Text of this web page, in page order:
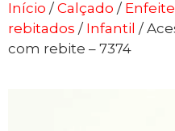
Início /Calçado/Enfeites